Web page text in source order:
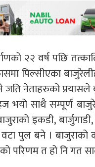
२२ वर्ष पछि
पिल्सीएका
नेताहरुको प्रयासले
भयो साथै सम्पूर्ण
इकडी, बार्जुगाडी,
पुल बने । बाजुराको
परिणम त हो नि गत